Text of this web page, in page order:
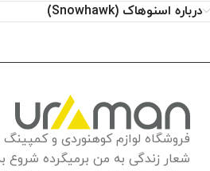
درباره اسنوهاک (Snowhawk)
شعار زندگی به من برمیگرده شروع